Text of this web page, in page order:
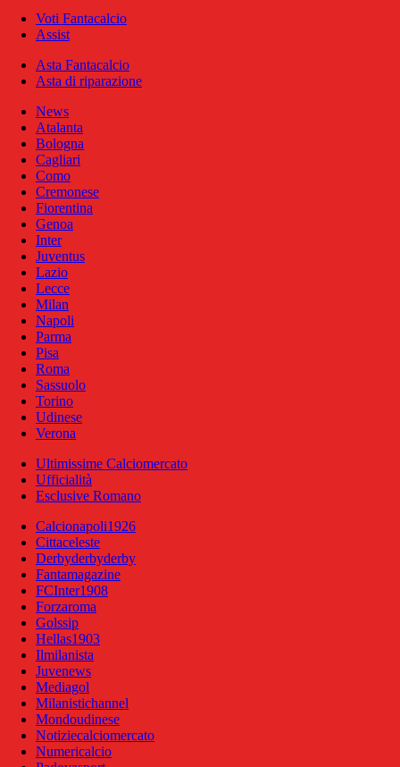
Voti Fantacalcio
Assist
Asta Fantacalcio
Asta di riparazione
News
Atalanta
Bologna
Cagliari
Como
Cremonese
Fiorentina
Genoa
Inter
Juventus
Lazio
Lecce
Milan
Napoli
Parma
Pisa
Roma
Sassuolo
Torino
Udinese
Verona
Ultimissime Calciomercato
Ufficialità
Esclusive Romano
Calcionapoli1926
Cittaceleste
Derbyderbyderby
Fantamagazine
FCInter1908
Forzaroma
Golssip
Hellas1903
Ilmilanista
Juvenews
Mediagol
Milanistichannel
Mondoudinese
Notiziecalciomercato
Numericalcio